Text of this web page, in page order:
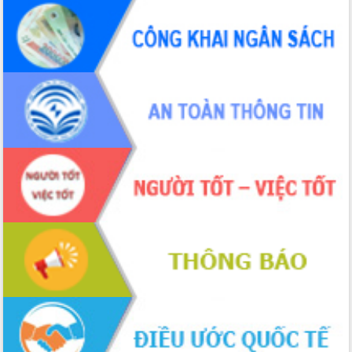
Đắk Lắk rà soát, điều chỉnh Đề án 190
về phát triển nuôi trồng thủy sản
Phó Chủ tịch UBND tỉnh Đắk Lắk
Trương Công Thái kiểm tra thực địa
Dự án cao tốc Khánh Hòa - Buôn Ma
Thuột
Định vị cà phê Việt Nam như một “di
sản sống” trong dòng chảy toàn cầu
Xây dựng nông thôn mới: Nâng cao đời
sống người dân từ những mô hình thiết
thực
Quyết liệt tháo gỡ vướng mắc, đẩy
nhanh tiến độ các dự án trọng điểm
trong Khu kinh tế Nam Phú Yên
Hòn Yến phát triển du lịch gắn với bảo
tồn biển
Lấy ý kiến điều chỉnh Quy hoạch tỉnh
Đắk Lắk thời kỳ 2021-2030, tầm nhìn
đến năm 2050
Phát động chiến dịch 30 ngày đêm